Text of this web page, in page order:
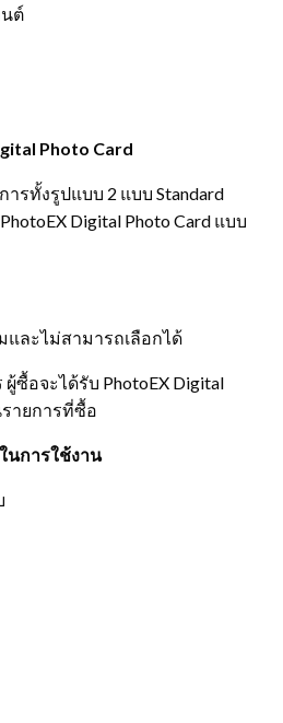
ต์
Photo Card
รทั้งรูปแบบ 2 แบบ Standard
Digital Photo Card แบบ
และไม่สามารถเลือกได้
ซื้อจะได้รับ PhotoEX Digital
ายการที่ซื้อ
นการใช้งาน